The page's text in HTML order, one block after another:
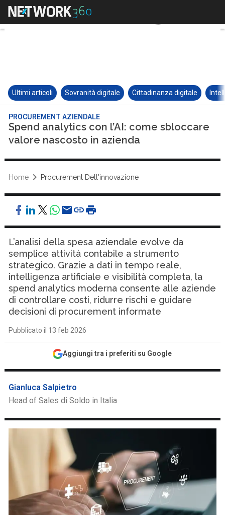
Ultimi articoli Sovranità digitale Cittadinanza digitale
PROCUREMENT AZIENDALE
Spend analytics con l’AI: come sbloccare
valore nascosto in azienda
Home Procurement Dell'innovazione
L’analisi della spesa aziendale evolve da
semplice attività contabile a strumento
strategico. Grazie a dati in tempo reale,
intelligenza artificiale e visibilità completa, la
spend analytics moderna consente alle aziende
di controllare costi, ridurre rischi e guidare
decisioni di procurement informate
Pubblicato il 13 feb 2026
Aggiungi tra i preferiti su Google
Gianluca Salpietro
Head of Sales di Soldo in Italia